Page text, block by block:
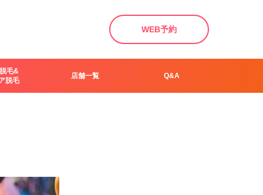
WEB予約
毛&
脱毛
店舗一覧 Q&A